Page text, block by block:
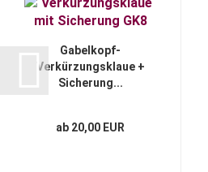
Gabelkopf-
Verkürzungsklaue +
Sicherung...
ab 20,00 EUR